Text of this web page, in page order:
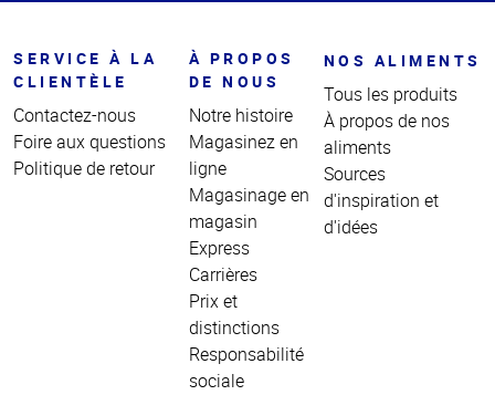
SERVICE À LA
CLIENTÈLE
Contactez-nous
Foire aux questions
Politique de retour
À PROPOS
DE NOUS
Notre histoire
Magasinez en
ligne
Magasinage en
magasin
Express
Carrières
Prix et
distinctions
Responsabilité
sociale
NOS ALIMENTS
Tous les produits
À propos de nos
aliments
Sources
d'inspiration et
d'idées